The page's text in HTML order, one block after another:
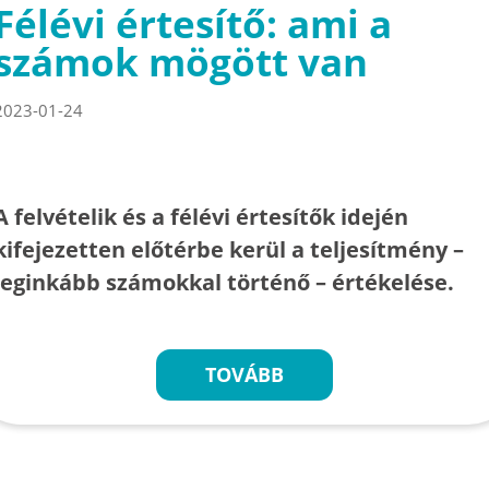
értesítő: ami a
mögött van
01-24
felvételik és a félévi értesítők idején
előtérbe kerül a teljesítmény –
számokkal történő – értékelése.
TOVÁBB